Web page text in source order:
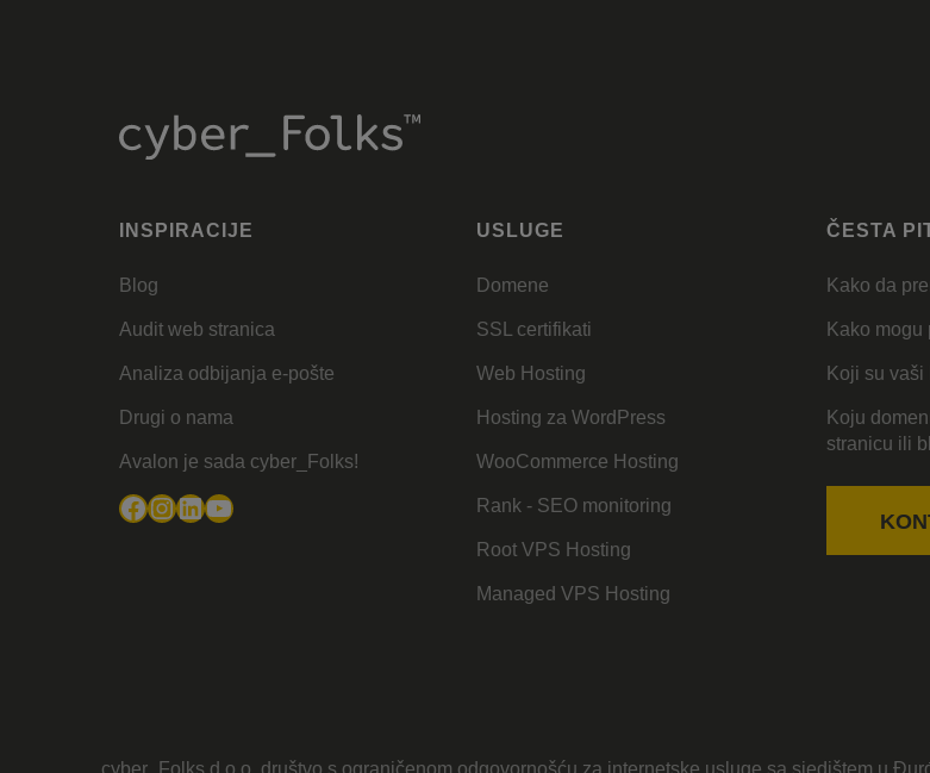
INSPIRACIJE
Blog
Audit web stranica
Analiza odbijanja e-pošte
Drugi o nama
Avalon je sada cyber_Folks!
Facebook
Instagram
LinkedIn
YouTube
USLUGE
Domene
SSL certifikati
Web Hosting
Hosting za WordPress
WooCommerce Hosting
Rank - SEO monitoring
Root VPS Hosting
Managed VPS Hosting
ČESTA
Kako da
Kako mogu
Koji su vaši
Koju
stranicu ili
cyber_Folks d.o.o. društvo s ograničenom odgovornošću za internetske usluge sa sjedištem u